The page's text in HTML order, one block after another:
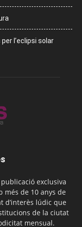
l’eclipsi solar
exclusiva
més de 10 anys de
d’interès lúdic que
de la ciutat
mensual.